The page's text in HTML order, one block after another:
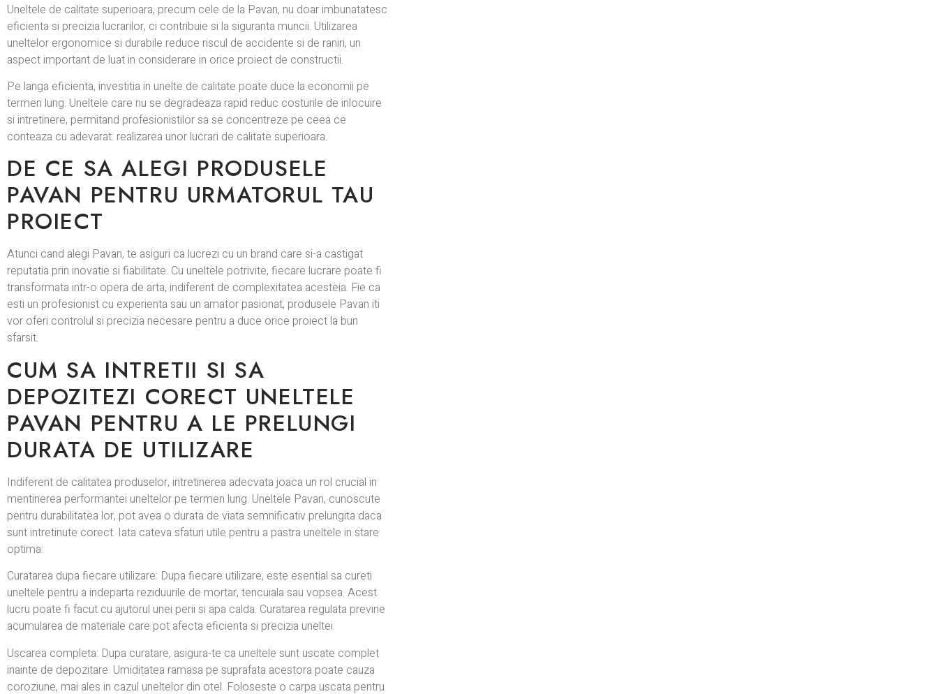
Uneltele de calitate superioara, precum cele de la Pavan, nu doar imbunatatesc
eficienta si precizia lucrarilor, ci contribuie si la siguranta muncii. Utilizarea
uneltelor ergonomice si durabile reduce riscul de accidente si de raniri, un
aspect important de luat in considerare in orice proiect de constructii.
Pe langa eficienta, investitia in unelte de calitate poate duce la economii pe
termen lung. Uneltele care nu se degradeaza rapid reduc costurile de inlocuire
si intretinere, permitand profesionistilor sa se concentreze pe ceea ce
conteaza cu adevarat: realizarea unor lucrari de calitate superioara.
DE CE SA ALEGI PRODUSELE
PAVAN PENTRU URMATORUL TAU
PROIECT
Atunci cand alegi Pavan, te asiguri ca lucrezi cu un brand care si-a castigat
reputatia prin inovatie si fiabilitate. Cu uneltele potrivite, fiecare lucrare poate fi
transformata intr-o opera de arta, indiferent de complexitatea acesteia. Fie ca
esti un profesionist cu experienta sau un amator pasionat, produsele Pavan iti
vor oferi controlul si precizia necesare pentru a duce orice proiect la bun
sfarsit.
CUM SA INTRETII SI SA
DEPOZITEZI CORECT UNELTELE
PAVAN PENTRU A LE PRELUNGI
DURATA DE UTILIZARE
Indiferent de calitatea produselor, intretinerea adecvata joaca un rol crucial in
mentinerea performantei uneltelor pe termen lung. Uneltele Pavan, cunoscute
pentru durabilitatea lor, pot avea o durata de viata semnificativ prelungita daca
sunt intretinute corect. Iata cateva sfaturi utile pentru a pastra uneltele in stare
optima:
Curatarea dupa fiecare utilizare: Dupa fiecare utilizare, este esential sa cureti
uneltele pentru a indeparta reziduurile de mortar, tencuiala sau vopsea. Acest
lucru poate fi facut cu ajutorul unei perii si apa calda. Curatarea regulata previne
acumularea de materiale care pot afecta eficienta si precizia uneltei.
Uscarea completa: Dupa curatare, asigura-te ca uneltele sunt uscate complet
inainte de depozitare. Umiditatea ramasa pe suprafata acestora poate cauza
coroziune, mai ales in cazul uneltelor din otel. Foloseste o carpa uscata pentru